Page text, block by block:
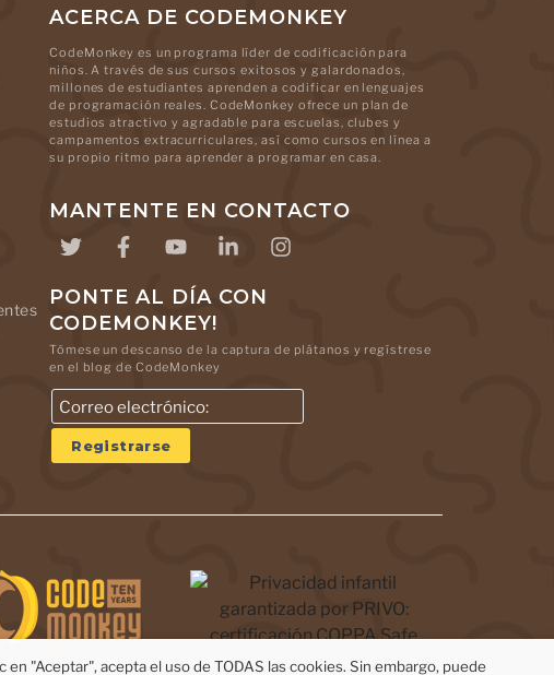
ACERCA DE CODEMONKEY
CodeMonkey es un programa líder de codificación para
niños. A través de sus cursos exitosos y galardonados,
millones de estudiantes aprenden a codificar en lenguajes
de programación reales. CodeMonkey ofrece un plan de
estudios atractivo y agradable para escuelas, clubes y
campamentos extracurriculares, así como cursos en línea a
su propio ritmo para aprender a programar en casa.
MANTENTE EN CONTACTO
PONTE AL DÍA CON
CODEMONKEY!
Tómese un descanso de la captura de plátanos y regístrese
en el blog de CodeMonkey
"Aceptar", acepta el uso de TODAS las cookies. Sin embargo, puede